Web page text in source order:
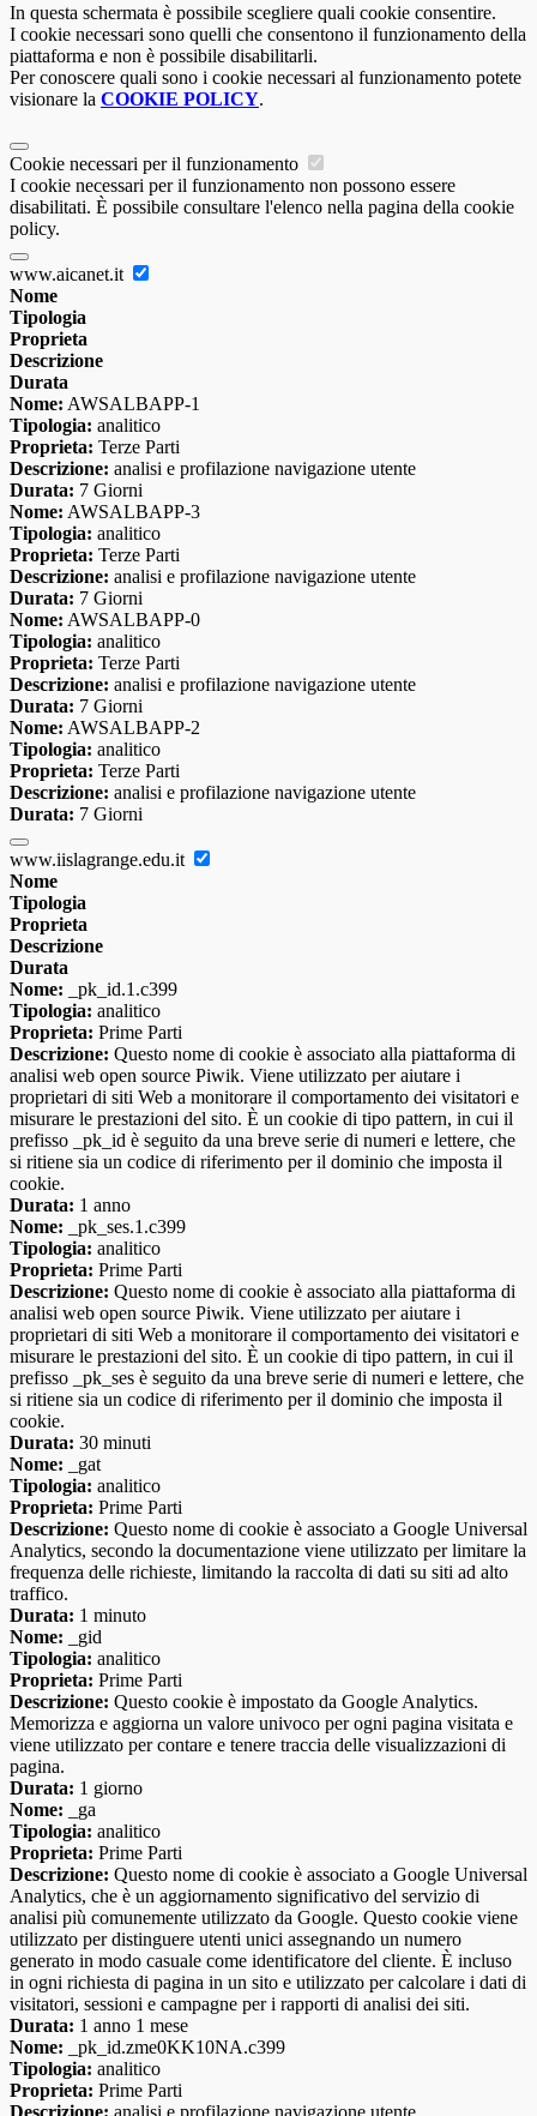
In questa schermata è possibile scegliere quali cookie consentire.
I cookie necessari sono quelli che consentono il funzionamento della
piattaforma e non è possibile disabilitarli.
Per conoscere quali sono i cookie necessari al funzionamento potete
visionare la COOKIE POLICY.
Cookie necessari per il funzionamento
I cookie necessari per il funzionamento non possono essere
disabilitati. È possibile consultare l'elenco nella pagina della cookie
policy.
www.aicanet.it
Nome
Tipologia
Proprieta
Descrizione
Durata
Nome: AWSALBAPP-1
Tipologia: analitico
Proprieta: Terze Parti
Descrizione: analisi e profilazione navigazione utente
Durata: 7 Giorni
Nome: AWSALBAPP-3
Tipologia: analitico
Proprieta: Terze Parti
Descrizione: analisi e profilazione navigazione utente
Durata: 7 Giorni
Nome: AWSALBAPP-0
Tipologia: analitico
Proprieta: Terze Parti
Descrizione: analisi e profilazione navigazione utente
Durata: 7 Giorni
Nome: AWSALBAPP-2
Tipologia: analitico
Proprieta: Terze Parti
Descrizione: analisi e profilazione navigazione utente
Durata: 7 Giorni
www.iislagrange.edu.it
Nome
Tipologia
Proprieta
Descrizione
Durata
Nome: _pk_id.1.c399
Tipologia: analitico
Proprieta: Prime Parti
Descrizione: Questo nome di cookie è associato alla piattaforma di
analisi web open source Piwik. Viene utilizzato per aiutare i
proprietari di siti Web a monitorare il comportamento dei visitatori e
misurare le prestazioni del sito. È un cookie di tipo pattern, in cui il
prefisso _pk_id è seguito da una breve serie di numeri e lettere, che
si ritiene sia un codice di riferimento per il dominio che imposta il
cookie.
Durata: 1 anno
Nome: _pk_ses.1.c399
Tipologia: analitico
Proprieta: Prime Parti
Descrizione: Questo nome di cookie è associato alla piattaforma di
analisi web open source Piwik. Viene utilizzato per aiutare i
proprietari di siti Web a monitorare il comportamento dei visitatori e
misurare le prestazioni del sito. È un cookie di tipo pattern, in cui il
prefisso _pk_ses è seguito da una breve serie di numeri e lettere, che
si ritiene sia un codice di riferimento per il dominio che imposta il
cookie.
Durata: 30 minuti
Nome: _gat
Tipologia: analitico
Proprieta: Prime Parti
Descrizione: Questo nome di cookie è associato a Google Universal
Analytics, secondo la documentazione viene utilizzato per limitare la
frequenza delle richieste, limitando la raccolta di dati su siti ad alto
traffico.
Durata: 1 minuto
Nome: _gid
Tipologia: analitico
Proprieta: Prime Parti
Descrizione: Questo cookie è impostato da Google Analytics.
Memorizza e aggiorna un valore univoco per ogni pagina visitata e
viene utilizzato per contare e tenere traccia delle visualizzazioni di
pagina.
Durata: 1 giorno
Nome: _ga
Tipologia: analitico
Proprieta: Prime Parti
Descrizione: Questo nome di cookie è associato a Google Universal
Analytics, che è un aggiornamento significativo del servizio di
analisi più comunemente utilizzato da Google. Questo cookie viene
utilizzato per distinguere utenti unici assegnando un numero
generato in modo casuale come identificatore del cliente. È incluso
in ogni richiesta di pagina in un sito e utilizzato per calcolare i dati di
visitatori, sessioni e campagne per i rapporti di analisi dei siti.
Durata: 1 anno 1 mese
Nome: _pk_id.zme0KK10NA.c399
Tipologia: analitico
Proprieta: Prime Parti
Descrizione: analisi e profilazione navigazione utente